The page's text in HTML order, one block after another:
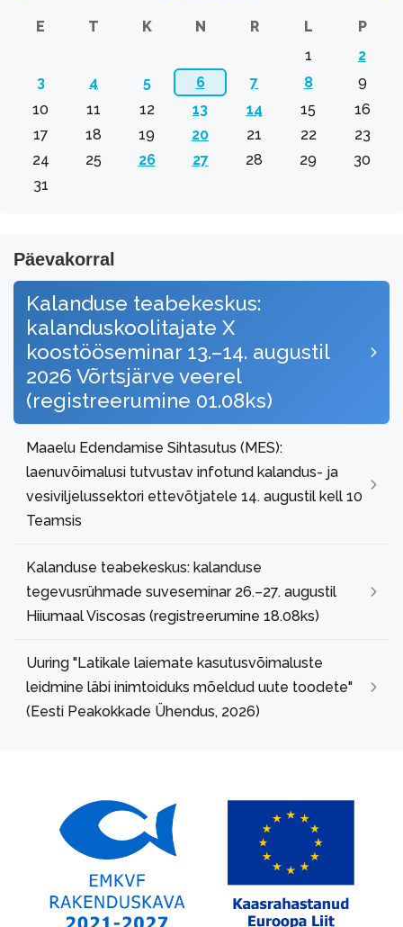
E T K N R L
P
1
2
3
4 5 6 7 8
9
10
11 12 13 14 15
16
17
18 19 20 21 22
23
24
25 26 27 28 29
30
31
Päevakorral
Kalanduse teabekeskus:
kalanduskoolitajate X
koostööseminar 13.–14. augustil
2026 Võrtsjärve veerel
(registreerumine 01.08ks)
Maaelu Edendamise Sihtasutus (MES):
laenuvõimalusi tutvustav infotund kalandus- ja
vesiviljelussektori ettevõtjatele 14. augustil kell 10
Teamsis
Kalanduse teabekeskus: kalanduse
tegevusrühmade suveseminar 26.–27. augustil
Hiiumaal Viscosas (registreerumine 18.08ks)
Uuring "Latikale laiemate kasutusvõimaluste
leidmine läbi inimtoiduks mõeldud uute toodete"
(Eesti Peakokkade Ühendus, 2026)